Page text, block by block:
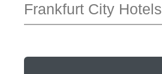
Frankfurt City Hotels